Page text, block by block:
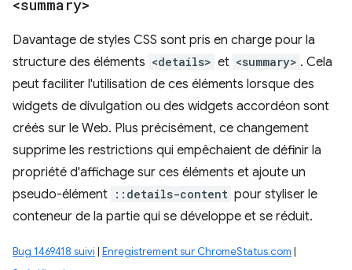
<summary>
Davantage de styles CSS sont pris en charge pour la
structure des éléments <details> et <summary> . Cela
peut faciliter l'utilisation de ces éléments lorsque des
widgets de divulgation ou des widgets accordéon sont
créés sur le Web. Plus précisément, ce changement
supprime les restrictions qui empêchaient de définir la
propriété d'affichage sur ces éléments et ajoute un
pseudo-élément ::details-content pour styliser le
conteneur de la partie qui se développe et se réduit.
Bug 1469418 suivi | Enregistrement sur ChromeStatus.com |